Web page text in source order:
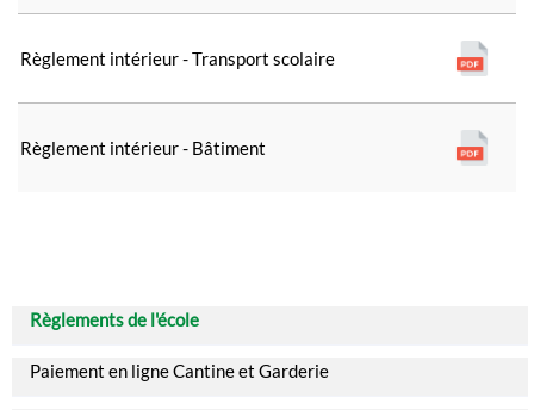
Règlement intérieur - Transport scolaire
Règlement intérieur - Bâtiment
Règlements de l'école
Paiement en ligne Cantine et Garderie